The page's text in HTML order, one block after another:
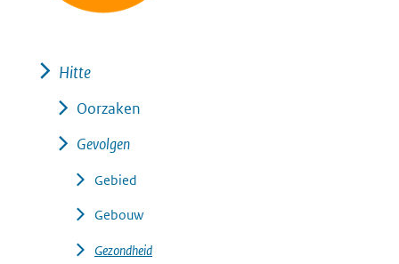
Hitte
Oorzaken
Gevolgen
Gebied
Gebouw
Gezondheid